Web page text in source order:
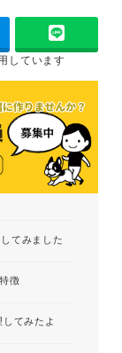
しています
てみました
徴
てみたよ